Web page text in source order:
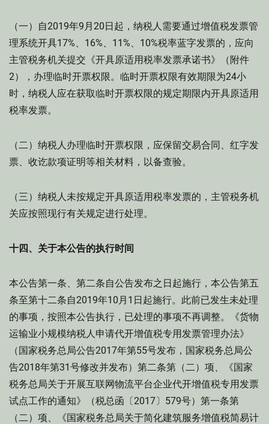
（一）自2019年9月20日起，纳税人需要通过增值税发票管
理系统开具17%、16%、11%、10%税率蓝字发票的，应向
主管税务机关提交《开具原适用税率发票承诺书》（附件
2），办理临时开票权限。临时开票权限有效期限为24小
时，纳税人应在获取临时开票权限的规定期限内开具原适用
税率发票。
（二）纳税人办理临时开票权限，应保留交易合同、红字发
票、收讫款项证明等相关材料，以备查验。
（三）纳税人未按规定开具原适用税率发票的，主管税务机
关应按照现行有关规定进行处理。
十四、关于本公告的执行时间
本公告第一条、第二条自公告发布之日起施行，本公告第五
条至第十二条自2019年10月1日起施行。此前已发生未处理
的事项，按照本公告执行，已处理的事项不再调整。《货物
运输业小规模纳税人申请代开增值税专用发票管理办法》
（国家税务总局公告2017年第55号发布，国家税务总局公
告2018年第31号修改并发布）第二条第（二）项、《国家
税务总局关于开展互联网物流平台企业代开增值税专用发票
试点工作的通知》（税总函〔2017〕579号）第一条第
（二）项、《国家税务总局关于简化建筑服务增值税简易计